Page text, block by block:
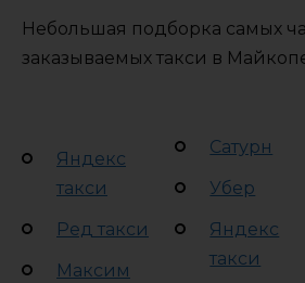
Небольшая подборка самых
заказываемых такси в
Яндекс
такси
Ред такси
Максим
Сатурн
Убер
Яндекс
такси